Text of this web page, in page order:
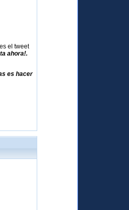
el tweet
ahora!.
es hacer